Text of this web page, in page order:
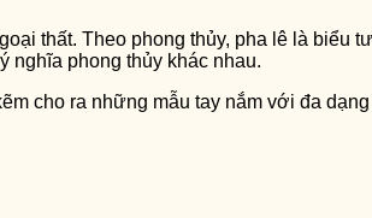
thất. Theo phong thủy, pha lê là
nghĩa phong thủy khác nhau.
cho ra những mẫu tay nắm với đa